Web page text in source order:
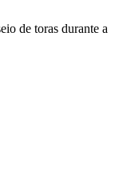
de toras durante a